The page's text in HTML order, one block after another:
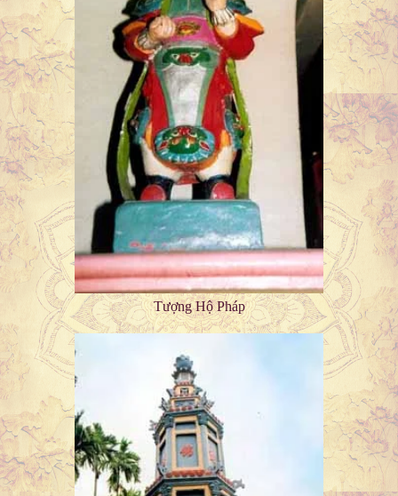
Tượng Hộ Pháp